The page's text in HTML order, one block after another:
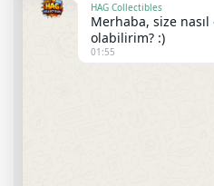
Hayalinizdeki
HAG Collectibles
Merhaba, size nasıl
olabilirim? :)
01:55